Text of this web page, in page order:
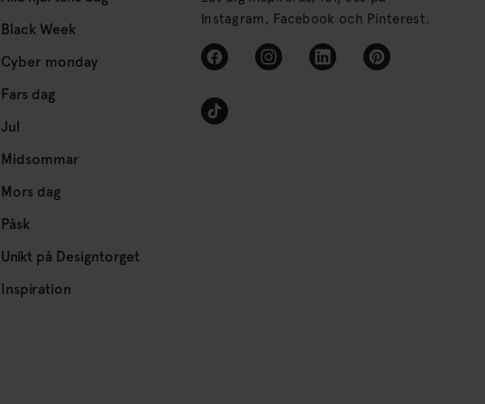
Black Week
Cyber monday
Fars dag
Jul
Midsommar
Mors dag
Påsk
Unikt på Designtorget
Inspiration
Instagram, Facebook och Pinterest.